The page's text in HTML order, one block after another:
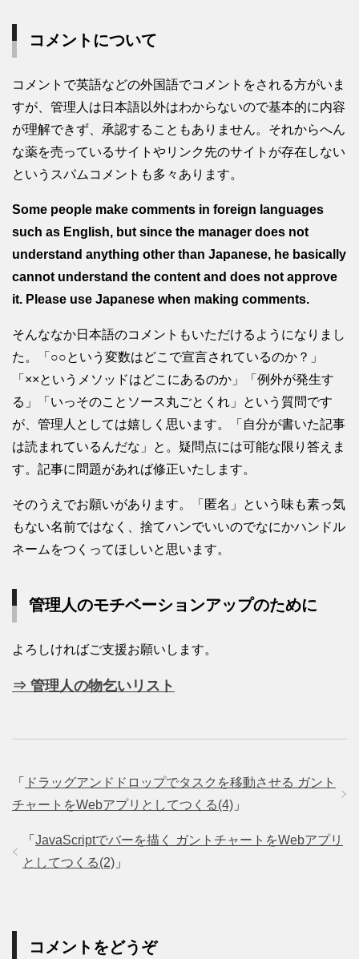
コメントについて
コメントで英語などの外国語でコメントをされる方がいま
すが、管理人は日本語以外はわからないので基本的に内容
が理解できず、承認することもありません。それからへん
な薬を売っているサイトやリンク先のサイトが存在しない
というスパムコメントも多々あります。
Some people make comments in foreign languages
such as English, but since the manager does not
understand anything other than Japanese, he basically
cannot understand the content and does not approve
it. Please use Japanese when making comments.
そんななか日本語のコメントもいただけるようになりまし
た。「○○という変数はどこで宣言されているのか？」
「××というメソッドはどこにあるのか」「例外が発生す
る」「いっそのことソース丸ごとくれ」という質問です
が、管理人としては嬉しく思います。「自分が書いた記事
は読まれているんだな」と。疑問点には可能な限り答えま
す。記事に問題があれば修正いたします。
そのうえでお願いがあります。「匿名」という味も素っ気
もない名前ではなく、捨てハンでいいのでなにかハンドル
ネームをつくってほしいと思います。
管理人のモチベーションアップのために
よろしければご支援お願いします。
⇒ 管理人の物乞いリスト
「
ドラッグアンドドロップでタスクを移動させる ガント
チャートをWebアプリとしてつくる(4) 」
「 JavaScriptでバーを描く ガントチャートをWebアプリ
としてつくる(2) 」
コメントをどうぞ